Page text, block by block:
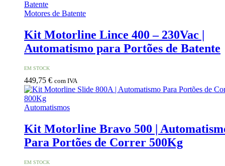
Motores de Batente
Kit Motorline Lince 400 – 230Vac |
Automatismo para Portões de Batente
EM STOCK
449,75 € com IVA
Automatismos
Kit Motorline Bravo 500 |
Para Portões de Correr 500Kg
EM STOCK